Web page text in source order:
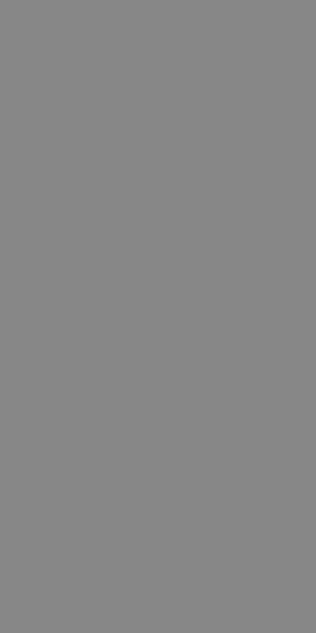
es
con casos
de
de adherencia
características de
del
sitios.
el
de
sitio. Registra
en
de
sean
del
no da como
sitios.
entre humanos
web, con el
el uso de su
de
fines de
sobre
rendimiento del
esta
de